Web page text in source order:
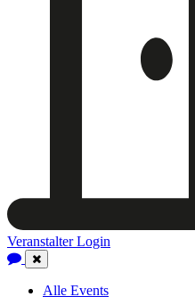
Veranstalter Login
Close
Navigation
Alle Events